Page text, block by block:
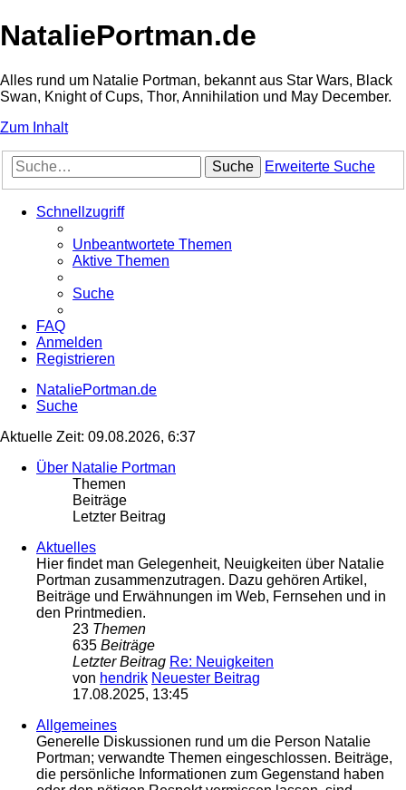
NataliePortman.de
Alles rund um Natalie Portman, bekannt aus Star Wars, Black
Swan, Knight of Cups, Thor, Annihilation und May December.
Zum Inhalt
Suche Erweiterte Suche
Schnellzugriff
Unbeantwortete Themen
Aktive Themen
Suche
FAQ
Anmelden
Registrieren
NataliePortman.de
Suche
Aktuelle Zeit: 09.08.2026, 6:37
Über Natalie Portman
Themen
Beiträge
Letzter Beitrag
Aktuelles
Hier findet man Gelegenheit, Neuigkeiten über Natalie
Portman zusammenzutragen. Dazu gehören Artikel,
Beiträge und Erwähnungen im Web, Fernsehen und in
den Printmedien.
23 Themen
635 Beiträge
Letzter Beitrag Re: Neuigkeiten
von hendrik Neuester Beitrag
17.08.2025, 13:45
Allgemeines
Generelle Diskussionen rund um die Person Natalie
Portman; verwandte Themen eingeschlossen. Beiträge,
die persönliche Informationen zum Gegenstand haben